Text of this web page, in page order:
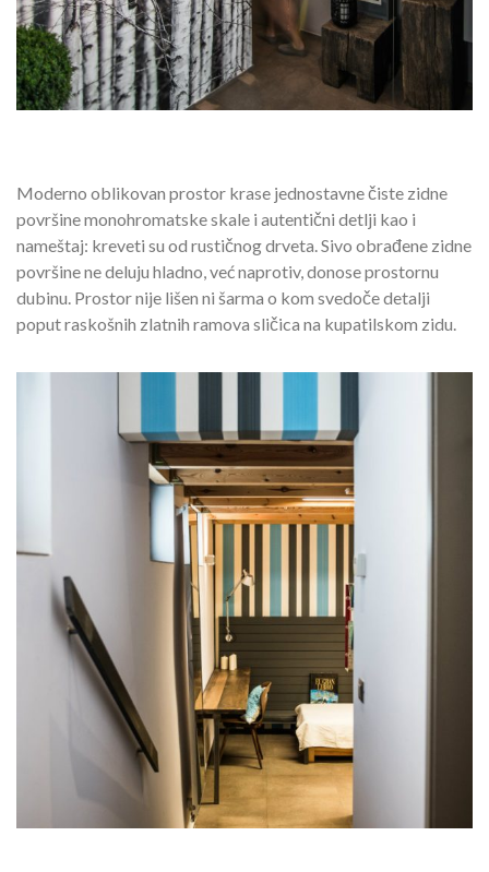
Moderno oblikovan prostor krase jednostavne čiste zidne
površine monohromatske skale i autentični detlji kao i
nameštaj: kreveti su od rustičnog drveta. Sivo obrađene zidne
površine ne deluju hladno, već naprotiv, donose prostornu
dubinu. Prostor nije lišen ni šarma o kom svedoče detalji
poput raskošnih zlatnih ramova sličica na kupatilskom zidu.